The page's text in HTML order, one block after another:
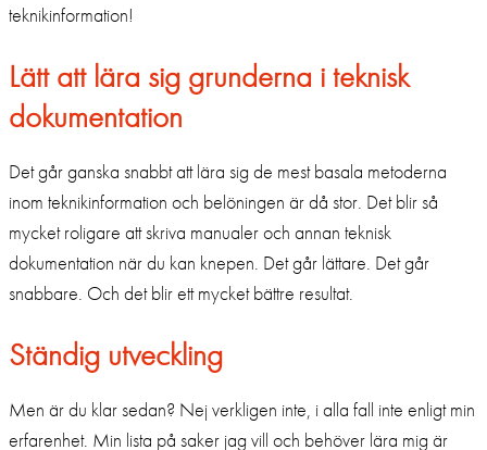
teknikinformation!
Lätt att lära sig grunderna i teknisk
dokumentation
Det går ganska snabbt att lära sig de mest basala metoderna
inom teknikinformation och belöningen är då stor. Det blir så
mycket roligare att skriva manualer och annan teknisk
dokumentation när du kan knepen. Det går lättare. Det går
snabbare. Och det blir ett mycket bättre resultat.
Ständig utveckling
Men är du klar sedan? Nej verkligen inte, i alla fall inte enligt min
erfarenhet. Min lista på saker jag vill och behöver lära mig är